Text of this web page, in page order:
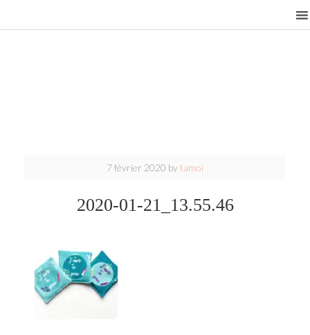
7 février 2020 bytamoi
2020-01-21_13.55.46